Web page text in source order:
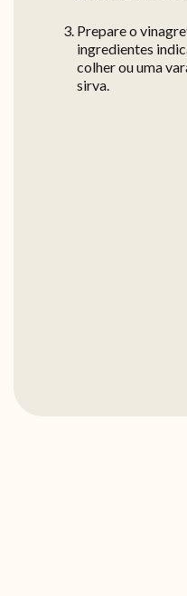
Prepare o
ingredientes
colher ou uma
sirva.